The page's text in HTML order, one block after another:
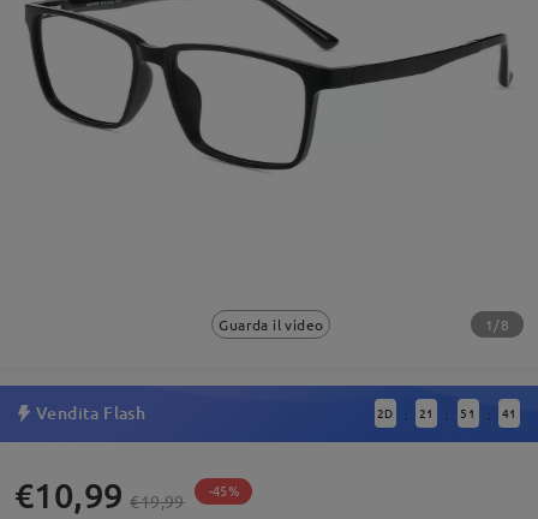
Guarda il video 1/8
Vendita Flash 2D : 21 : 51 : 40
€10,99 €19,99 -45%